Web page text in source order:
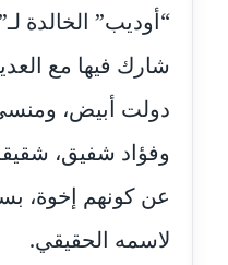
مدونة عفاف
عاملة
عاملة
مدونة علاء
“أوديب” الخالدة
شارك فيها مع
دولت أبيض،
وفؤاد شفيق،
عن كونهم إخوة،
لاسمه الحقيقي.